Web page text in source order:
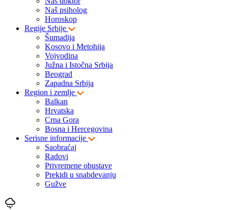
Naš psiholog
Horoskop
Regije Srbije
Šumadija
Kosovo i Metohija
Vojvodina
Južna i Istočna Srbija
Beograd
Zapadna Srbija
Region i zemlje
Balkan
Hrvatska
Crna Gora
Bosna i Hercegovina
Serisne informacije
Saobraćaj
Radovi
Privremene obustave
Prekidi u snabdevanju
Gužve